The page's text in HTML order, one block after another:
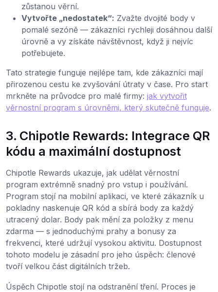
zůstanou věrní.
Vytvořte „nedostatek“: Zvažte dvojité body v
pomalé sezóně — zákazníci rychleji dosáhnou další
úrovně a vy získáte návštěvnost, když ji nejvíc
potřebujete.
Tato strategie funguje nejlépe tam, kde zákazníci mají
přirozenou cestu ke zvyšování útraty v čase. Pro start
mrkněte na průvodce pro malé firmy: jak vytvořit
věrnostní program s úrovněmi, který skutečně funguje.
3. Chipotle Rewards: Integrace QR
kódu a maximální dostupnost
Chipotle Rewards ukazuje, jak udělat věrnostní
program extrémně snadný pro vstup i používání.
Program stojí na mobilní aplikaci, ve které zákazník u
pokladny naskenuje QR kód a sbírá body za každý
utracený dolar. Body pak mění za položky z menu
zdarma — s jednoduchými prahy a bonusy za
frekvenci, které udržují vysokou aktivitu. Dostupnost
tohoto modelu je zásadní pro jeho úspěch: členové
tvoří velkou část digitálních tržeb.
Úspěch Chipotle stojí na odstranění tření. Proces je